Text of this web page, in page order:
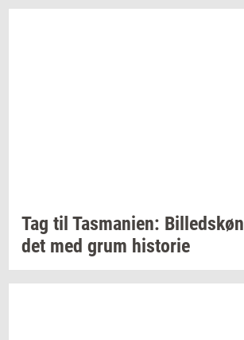
Tag til Tas­ma­ni­en: Bil­leds­køn
det med grum hi­sto­rie